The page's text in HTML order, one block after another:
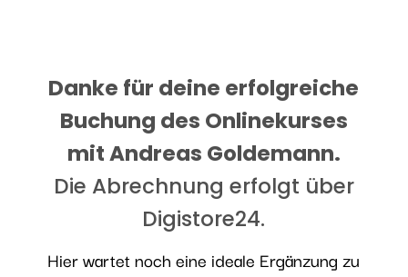
Danke für deine erfolgreiche
Buchung des Onlinekurses
mit Andreas Goldemann.
Die Abrechnung erfolgt über
Digistore24.
Hier wartet noch eine ideale Ergänzung zu